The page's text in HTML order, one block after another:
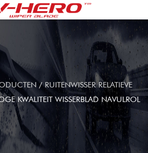
/RUITENWISSER RELATIEVE
KWALITEIT WISSERBLAD NAVULROL